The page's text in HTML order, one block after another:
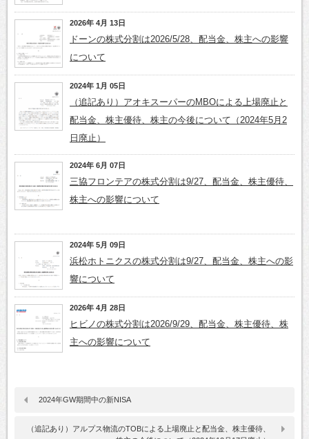
2026年 4月 13日
ドーンの株式分割は2026/5/28、配当金、株主への影響
について
2024年 1月 05日
（追記あり）アオキスーパーのMBOによる上場廃止と
配当金、株主優待、株主の今後について（2024年5月2
日廃止）
2024年 6月 07日
三協フロンテアの株式分割は9/27、配当金、株主優待、
株主への影響について
2024年 5月 09日
浜松ホトニクスの株式分割は9/27、配当金、株主への影
響について
2026年 4月 28日
ヒビノの株式分割は2026/9/29、配当金、株主優待、株
主への影響について
2024年GW期間中の新NISA
（追記あり）アルプス物流のTOBによる上場廃止と配当金、株主優待、